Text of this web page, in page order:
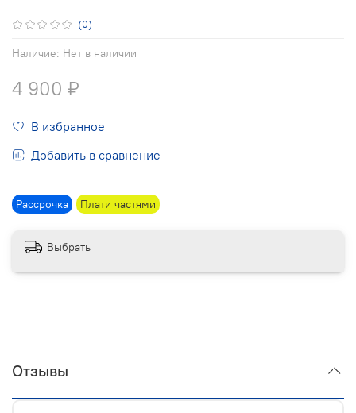
(0)
Наличие: Нет в наличии
Рассрочка Плати частями
4 900 ₽
В избранное
Добавить в сравнение
Выбрать
Отзывы